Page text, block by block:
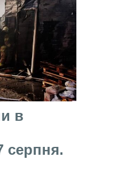
в
серпня.